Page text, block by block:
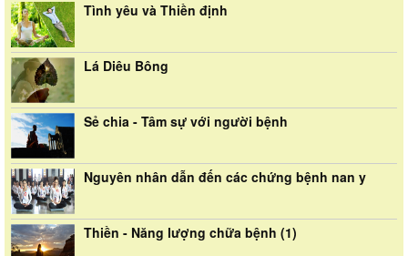
Tình yêu và Thiền định
Lá Diêu Bông
Sẻ chia - Tâm sự với người bệnh
Nguyên nhân dẫn đến các chứng bệnh nan y
Thiền - Năng lượng chữa bệnh (1)